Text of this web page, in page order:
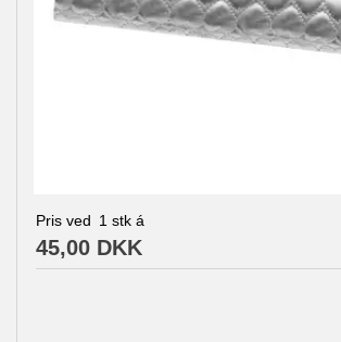
Pris ved 1 stk á
45,00 DKK